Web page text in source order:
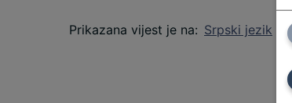
Prikazana vijest je na: Srpski jezik